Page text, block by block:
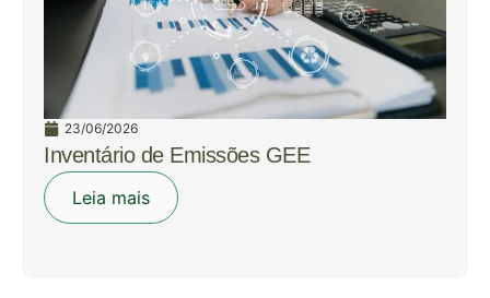
23/06/2026
Inventário de Emissões GEE
Leia mais